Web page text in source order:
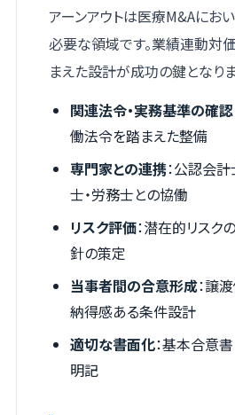
アーンアウトは医療M&Aにお
必要な領域です。業績連動対
まえた設計が成功の鍵となりま
関連法令・実務基準の確認
働法令を踏まえた整備
専門家との連携：公認会計
士・労務士との協働
リスク評価：潜在的リスク
針の策定
当事者間の合意形成：譲
納得感ある条件設計
適切な書面化：基本合意
明記